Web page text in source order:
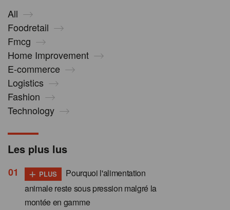
All
Foodretail
Fmcg
Home Improvement
E-commerce
Logistics
Fashion
Technology
Les plus lus
+ PLUS
Pourquoi l'alimentation
animale reste sous pression malgré la
montée en gamme